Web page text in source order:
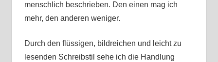
menschlich beschrieben. Den einen mag ich
mehr, den anderen weniger.
Durch den flüssigen, bildreichen und leicht zu
lesenden Schreibstil sehe ich die Handlung